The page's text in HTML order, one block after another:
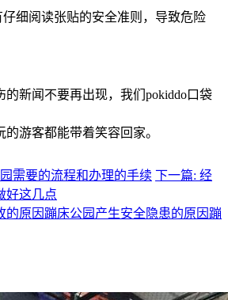
细阅读张贴的安全准则，导致危险
的新闻不要再出现，我们pokiddo口袋
游客都能带着笑容回家。
需要的流程和办理的手续 下一篇: 经
好这几点
的原因 蹦床公园产生安全隐患的原因 蹦